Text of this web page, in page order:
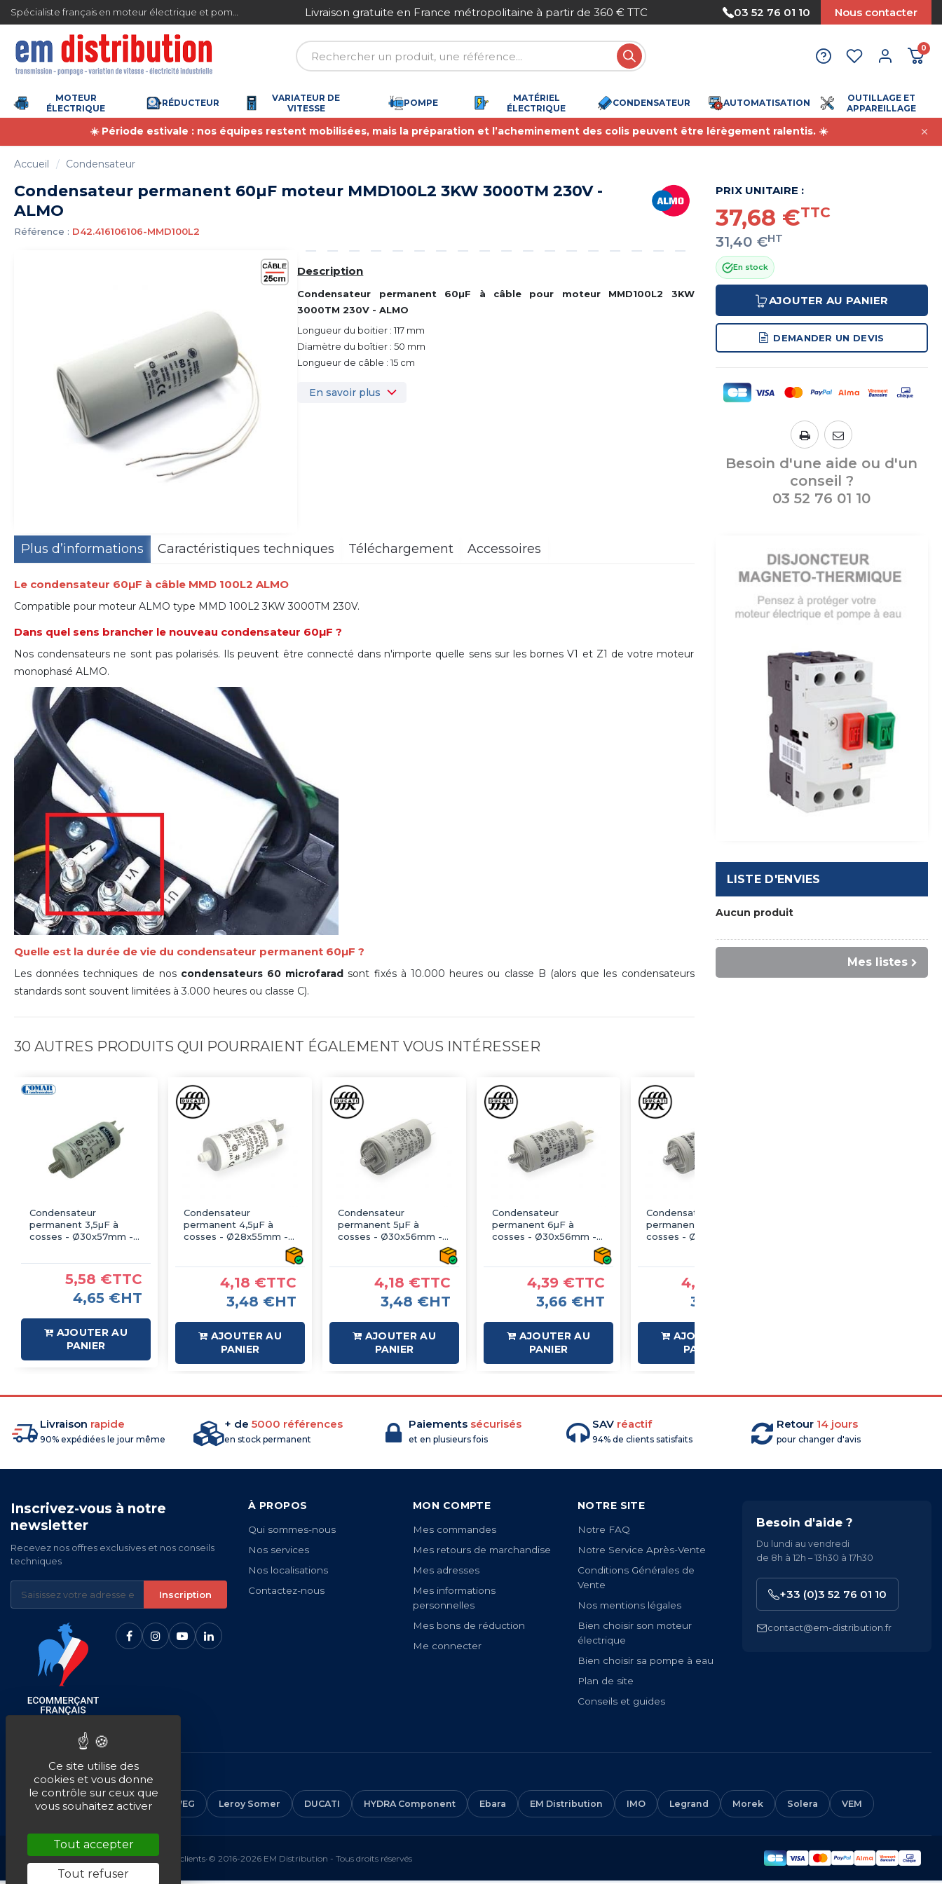
4.7/5 (6373 avis) Livraison gratuite en France métropolitaine à partir de 360 € TTC Paiement sécurisé
03 52 76 01 10 Nous contacter
0
MOTEUR
ÉLECTRIQUE
RÉDUCTEUR
VARIATEUR DE
VITESSE
POMPE
MATÉRIEL
ÉLECTRIQUE
CONDENSATEUR AUTOMATISATION
OUTILLAGE ET
APPAREILLAGE
☀️ Période estivale : nos équipes restent mobilisées, mais la préparation et l’acheminement des colis peuvent être lérègement ralentis. ☀️
Accueil Condensateur
Condensateur permanent 60µF moteur MMD100L2 3KW 3000TM 230V -
ALMO
Référence : D42.416106106-MMD100L2
Description
Condensateur permanent 60µF à câble pour moteur MMD100L2 3KW
3000TM 230V - ALMO
Longueur du boitier : 117 mm
Diamètre du boîtier : 50 mm
Longueur de câble : 15 cm
En savoir plus
PRIX UNITAIRE :
37,68 €TTC
31,40 €HT
En stock
AJOUTER AU PANIER
DEMANDER UN DEVIS
Besoin d'une aide ou d'un
conseil ?
03 52 76 01 10
Plus d’informations Caractéristiques techniques Téléchargement Accessoires
Le condensateur 60µF à câble MMD 100L2 ALMO
Compatible pour moteur ALMO type MMD 100L2 3KW 3000TM 230V.
Dans quel sens brancher le nouveau condensateur 60µF ?
Nos condensateurs ne sont pas polarisés. Ils peuvent être connecté dans n'importe quelle sens sur les bornes V1 et Z1 de votre moteur
monophasé ALMO.
Quelle est la durée de vie du condensateur permanent 60µF ?
Les données techniques de nos condensateurs 60 microfarad sont fixés à 10.000 heures ou classe B (alors que les condensateurs
standards sont souvent limitées à 3.000 heures ou classe C).
30 AUTRES PRODUITS QUI POURRAIENT ÉGALEMENT VOUS INTÉRESSER
Condensateur
permanent 3,5µF à
cosses - Ø30x57mm -
5,58 €TTC
4,65 €HT
AJOUTER AU
PANIER
Condensateur
permanent 4,5µF à
cosses - Ø28x55mm -
4,18 €TTC
3,48 €HT
AJOUTER AU
PANIER
Condensateur
permanent 5µF à
cosses - Ø30x56mm -
4,18 €TTC
3,48 €HT
AJOUTER AU
PANIER
Condensateur
permanent 6µF à
cosses - Ø30x56mm -
4,39 €TTC
3,66 €HT
AJOUTER AU
PANIER
Condensateur
permanent 7µF à
cosses - Ø30x56mm -
4,39 €TTC
3,66 €HT
AJOUTER AU
PANIER
LISTE D'ENVIES
Aucun produit
Mes listes
Livraison rapide
90% expédiées le jour même
+ de 5000 références
en stock permanent
Paiements sécurisés
et en plusieurs fois
SAV réactif
94% de clients satisfaits
Retour 14 jours
pour changer d'avis
Inscrivez-vous à notre
newsletter
Recevez nos offres exclusives et nos conseils
techniques
Inscription
À PROPOS
Qui sommes-nous
Nos services
Nos localisations
Contactez-nous
MON COMPTE
Mes commandes
Mes retours de marchandise
Mes adresses
Mes informations
personnelles
Mes bons de réduction
Me connecter
NOTRE SITE
Notre FAQ
Notre Service Après-Vente
Conditions Générales de
Vente
Nos mentions légales
Bien choisir son moteur
électrique
Bien choisir sa pompe à eau
Plan de site
Conseils et guides
Besoin d'aide ?
Du lundi au vendredi
de 8h à 12h – 13h30 à 17h30
+33 (0)3 52 76 01 10
contact@em-distribution.fr
NOS MARQUES
CEMER ALMO ABB WEG Leroy Somer DUCATI HYDRA Component Ebara EM Distribution IMO Legrand Morek Solera VEM
Mentions légales•CGV•Plan du site• Avis clients•© 2016-2026 EM Distribution - Tous droits réservés
Gestion des cookies
Ce site utilise des
cookies et vous donne
le contrôle sur ceux que
vous souhaitez activer
Tout accepter
Tout refuser